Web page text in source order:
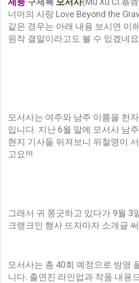
너머의 사랑 Love Beyond the
같은 경우는 아래 내용 보시면 이
원작 결말이라고도 볼 수 있겠네
모서사는 여주와 남주 이름을 한
입니다. 지난 6월 말에 모서사 남
현지 기사들 뒤져보니 위철명이
고요!!!
그래서 귀 쫑긋하고 있다가 9월 3
크랭크인 행사 뜨자마자 소개글
모서사는 총 40회 예정으로 방영
니다. 출연진 라인업과 작품 내용